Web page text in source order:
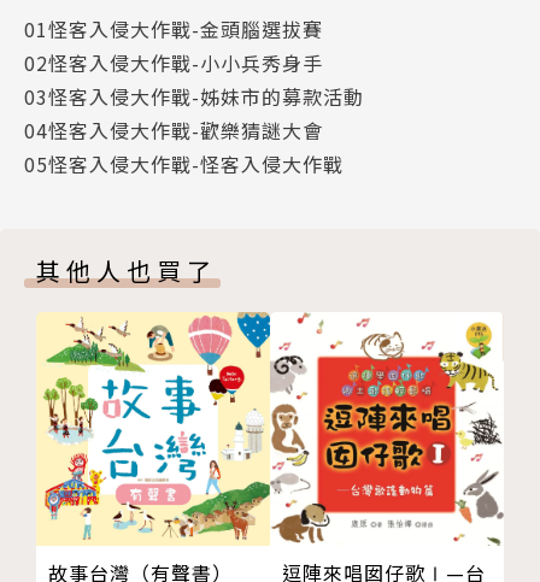
01怪客入侵大作戰-金頭腦選拔賽
02怪客入侵大作戰-小小兵秀身手
03怪客入侵大作戰-姊妹市的募款活動
04怪客入侵大作戰-歡樂猜謎大會
05怪客入侵大作戰-怪客入侵大作戰
其他人也買了
故事台灣（有聲書）
逗陣來唱囡仔歌Ⅰ—台